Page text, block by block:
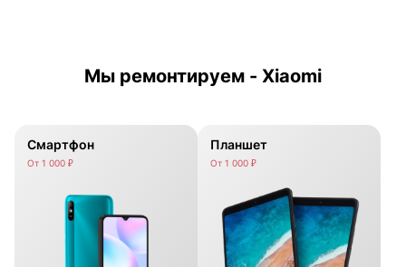
Мы ремонтируем - Xiaomi
Смартфон
От 1 000 ₽
Планшет
От 1 000 ₽